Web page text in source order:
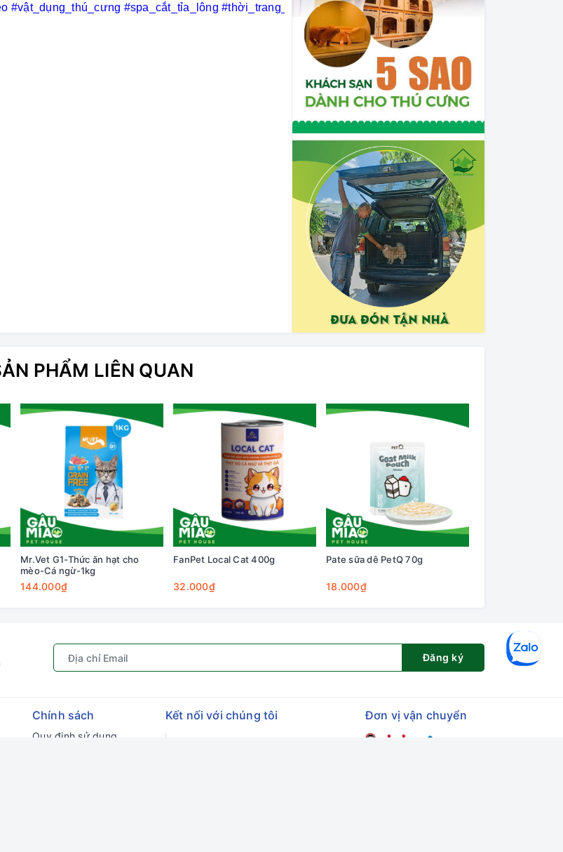
#vật_dụng_thú_cưng #spa_cắt_tỉa_lông #thời_trang_thú_cưng #khách_sạn_thú_cưng
PHẨM LIÊN QUAN
Mr.Vet G1-Thức ăn hạt cho
mèo-Cá ngừ-1kg
144.000₫
FanPet Local Cat 400g
32.000₫
Pate sữa dê PetQ 70g
18.000₫
Đăng ký
Chính sách
Quy định sử dụng
Kết nối với chúng tôi Đơn vị vận chuyển